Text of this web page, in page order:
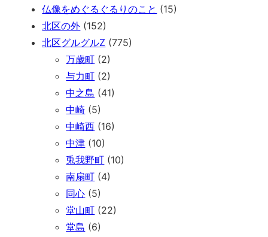
仏像をめぐるぐるりのこと (15)
北区の外 (152)
北区グルグルZ (775)
万歳町 (2)
与力町 (2)
中之島 (41)
中崎 (5)
中崎西 (16)
中津 (10)
兎我野町 (10)
南扇町 (4)
同心 (5)
堂山町 (22)
堂島 (6)